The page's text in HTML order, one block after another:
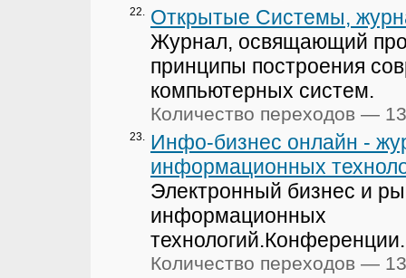
22.
Открытые Системы,
Журнал, освящающий
принципы построения
компьютерных систем.
Количество переходов —
23.
Инфо-бизнес онлайн -
информационных
Электронный бизнес и
информационных
Количество переходов —